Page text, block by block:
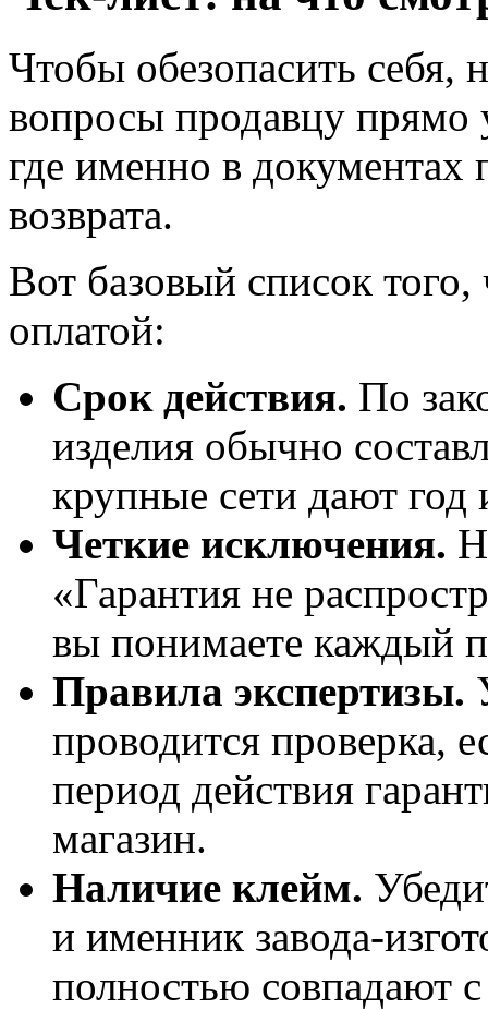
Чтобы обезопасить себя,
вопросы продавцу прямо
где именно в
возврата.
Вот базовый список
оплатой:
Срок действия. По
изделия обычно
крупные сети дают год
Четкие исключения.
«Гарантия не
вы понимаете каждый
Правила экспертизы.
проводится проверка,
период действия
магазин.
Наличие клейм.
и именник завода-
полностью совпадают